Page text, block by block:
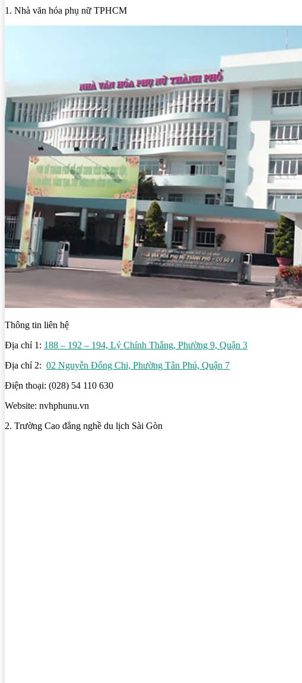
1. Nhà văn hóa phụ nữ TPHCM
Thông tin liên hệ
Địa chỉ 1: 188 – 192 – 194, Lý Chính Thắng, Phường 9, Quận 3
Địa chỉ 2: 02 Nguyễn Đổng Chi, Phường Tân Phú, Quận 7
Điện thoại: (028) 54 110 630
Website: nvhphunu.vn
2. Trường Cao đẳng nghề du lịch Sài Gòn